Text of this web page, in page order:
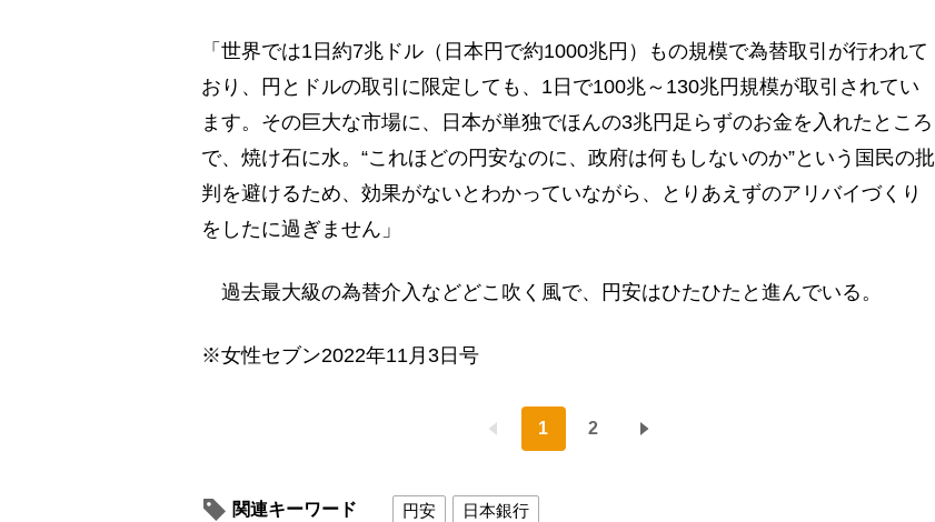
「世界では1日約7兆ドル（日本円で約1000兆円）もの規模で為替取引が行われて
おり、円とドルの取引に限定しても、1日で100兆～130兆円規模が取引されてい
ます。その巨大な市場に、日本が単独でほんの3兆円足らずのお金を入れたところ
で、焼け石に水。“これほどの円安なのに、政府は何もしないのか”という国民の批
判を避けるため、効果がないとわかっていながら、とりあえずのアリバイづくり
をしたに過ぎません」
過去最大級の為替介入などどこ吹く風で、円安はひたひたと進んでいる。
※女性セブン2022年11月3日号
1 2
関連キーワード 円安 日本銀行